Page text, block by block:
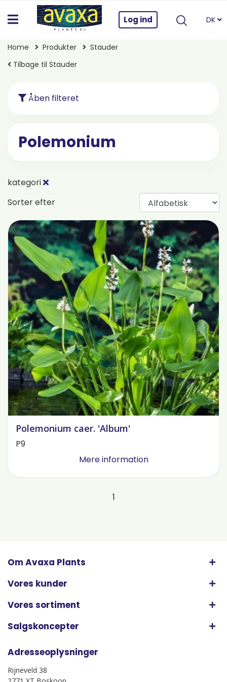
Log ind DK
Home Produkter
Stauder
Tilbage til Stauder
Åben filteret
Polemonium
kategori
Sorter efter
Polemonium caer. 'Album'
P9
Mere information
1
Om Avaxa Plants
Vores kunder
Vores sortiment
Salgskoncepter
Adresseoplysninger
Rijneveld 38